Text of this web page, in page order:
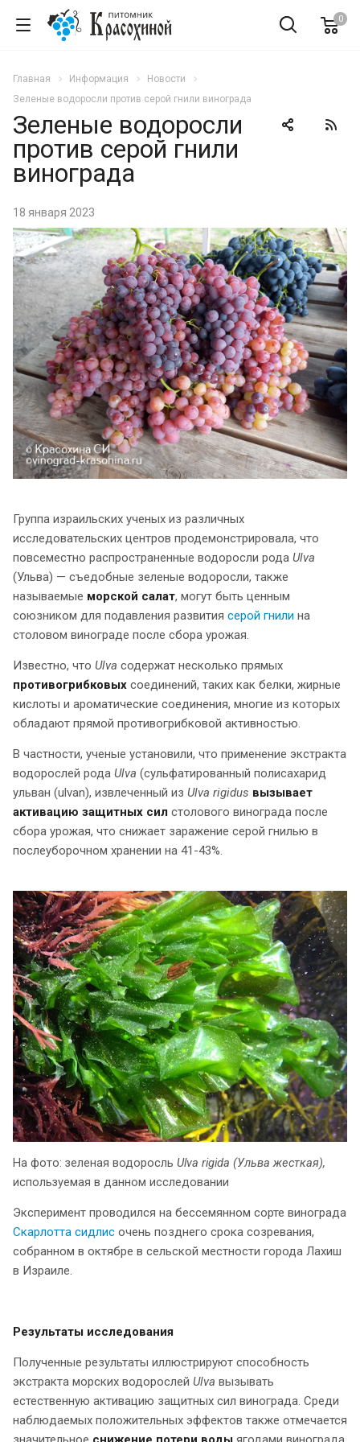
0
Главная Информация
Новости
Зеленые водоросли против серой гнили винограда
Зеленые водоросли
против серой гнили
винограда
18 января 2023
Группа израильских ученых из различных
исследовательских центров продемонстрировала, что
повсеместно распространенные водоросли рода Ulva
(Ульва) — съедобные зеленые водоросли, также
называемые морской салат, могут быть ценным
союзником для подавления развития серой гнили на
столовом винограде после сбора урожая.
Известно, что Ulva содержат несколько прямых
противогрибковых соединений, таких как белки, жирные
кислоты и ароматические соединения, многие из которых
обладают прямой противогрибковой активностью.
В частности, ученые установили, что применение экстракта
водорослей рода Ulva (сульфатированный полисахарид
ульван (ulvan), извлеченный из Ulva rigidus вызывает
активацию защитных сил столового винограда после
сбора урожая, что снижает заражение серой гнилью в
послеуборочном хранении на 41-43%.
На фото: зеленая водоросль Ulva rigida (Ульва жесткая),
используемая в данном исследовании
Эксперимент проводился на бессемянном сорте винограда
Скарлотта сидлис очень позднего срока созревания,
собранном в октябре в сельской местности города Лахиш
в Израиле.
Результаты исследования
Полученные результаты иллюстрируют способность
экстракта морских водорослей Ulva вызывать
естественную активацию защитных сил винограда. Среди
наблюдаемых положительных эффектов также отмечается